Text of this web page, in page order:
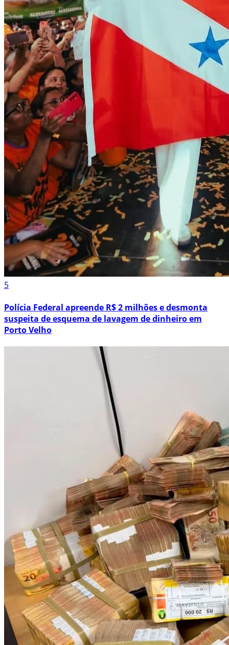
5
Polícia Federal apreende R$ 2 milhões e desmonta
suspeita de esquema de lavagem de dinheiro em
Porto Velho